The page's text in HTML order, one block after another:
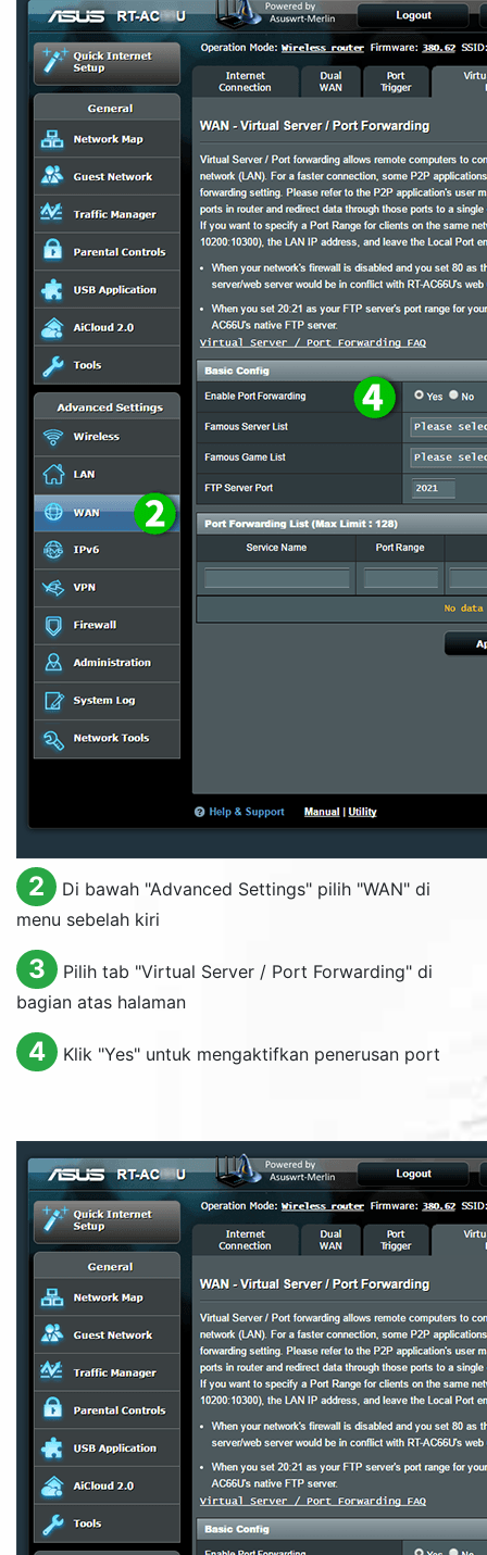
2 Di bawah "Advanced Settings" pilih "WAN" di
menu sebelah kiri
3 Pilih tab "Virtual Server / Port Forwarding" di
bagian atas halaman
4 Klik "Yes" untuk mengaktifkan penerusan port